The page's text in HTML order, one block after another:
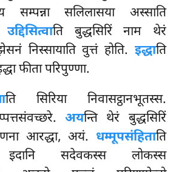
सम्पन्ना सलिलासया अस्साति
ति बुद्धसिरिं नाम थेरं
निस्सायाति वुत्तं होति. इद्धाति
फीता परिपुण्णा.
ति सिरिया निवासट्ठानभूतस्स.
अयन्ति थेरं बुद्धसिरिं
आरद्धा, अयं. धम्मूपसंहिताति
इदानि सदेवकस्स लोकस्स